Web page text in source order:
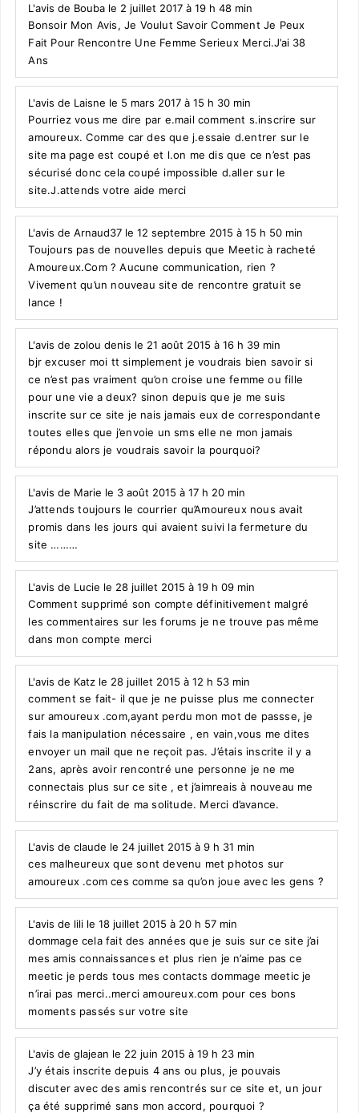
L'avis de Bouba le 2 juillet 2017 à 19 h 48 min
Bonsoir Mon Avis, Je Voulut Savoir Comment Je Peux
Fait Pour Rencontre Une Femme Serieux Merci.J’ai 38
Ans
L'avis de Laisne le 5 mars 2017 à 15 h 30 min
Pourriez vous me dire par e.mail comment s.inscrire sur
amoureux. Comme car des que j.essaie d.entrer sur le
site ma page est coupé et l.on me dis que ce n’est pas
sécurisé donc cela coupé impossible d.aller sur le
site.J.attends votre aide merci
L'avis de Arnaud37 le 12 septembre 2015 à 15 h 50 min
Toujours pas de nouvelles depuis que Meetic à racheté
Amoureux.Com ? Aucune communication, rien ?
Vivement qu’un nouveau site de rencontre gratuit se
lance !
L'avis de zolou denis le 21 août 2015 à 16 h 39 min
bjr excuser moi tt simplement je voudrais bien savoir si
ce n’est pas vraiment qu’on croise une femme ou fille
pour une vie a deux? sinon depuis que je me suis
inscrite sur ce site je nais jamais eux de correspondante
toutes elles que j’envoie un sms elle ne mon jamais
répondu alors je voudrais savoir la pourquoi?
L'avis de Marie le 3 août 2015 à 17 h 20 min
J’attends toujours le courrier qu’Amoureux nous avait
promis dans les jours qui avaient suivi la fermeture du
site ………
L'avis de Lucie le 28 juillet 2015 à 19 h 09 min
Comment supprimé son compte définitivement malgré
les commentaires sur les forums je ne trouve pas même
dans mon compte merci
L'avis de Katz le 28 juillet 2015 à 12 h 53 min
comment se fait- il que je ne puisse plus me connecter
sur amoureux .com,ayant perdu mon mot de passse, je
fais la manipulation nécessaire , en vain,vous me dites
envoyer un mail que ne reçoit pas. J’étais inscrite il y a
2ans, après avoir rencontré une personne je ne me
connectais plus sur ce site , et j’aimreais à nouveau me
réinscrire du fait de ma solitude. Merci d’avance.
L'avis de claude le 24 juillet 2015 à 9 h 31 min
ces malheureux que sont devenu met photos sur
amoureux .com ces comme sa qu’on joue avec les gens ?
L'avis de lili le 18 juillet 2015 à 20 h 57 min
dommage cela fait des années que je suis sur ce site j’ai
mes amis connaissances et plus rien je n’aime pas ce
meetic je perds tous mes contacts dommage meetic je
n’irai pas merci..merci amoureux.com pour ces bons
moments passés sur votre site
L'avis de glajean le 22 juin 2015 à 19 h 23 min
J’y étais inscrite depuis 4 ans ou plus, je pouvais
discuter avec des amis rencontrés sur ce site et, un jour
ça été supprimé sans mon accord, pourquoi ?